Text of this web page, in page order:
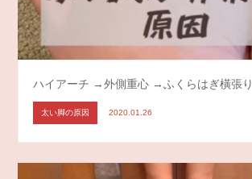
ハイアーチ →外側重心 →ふくらはぎ橫張り
太い脚の原因 2020.01.26